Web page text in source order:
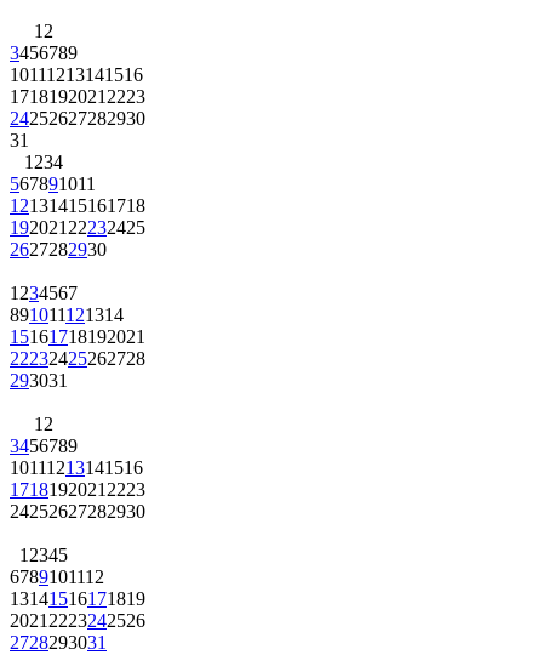
1 2
3456789
10111213141516
1718192021 2223
24252627282930
31
1 234
567891011
12131415161718
192021 22232425
2627282930
1 234567
891011121314
15161718192021
22232425262728
293031
1 2
3456789
10111213141516
1718192021 2223
24252627282930
1 2345
6789101112
13141516171819
2021 2223242526
2728293031